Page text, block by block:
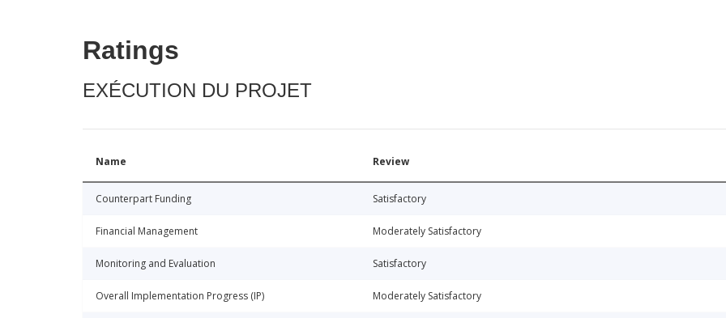
Ratings
EXÉCUTION DU PROJET
Name Review
Counterpart Funding Satisfactory
Financial Management Moderately Satisfactory
Monitoring and Evaluation Satisfactory
Overall Implementation Progress (IP) Moderately Satisfactory